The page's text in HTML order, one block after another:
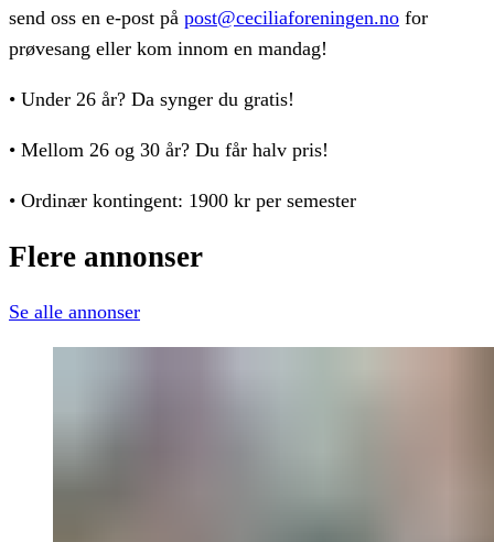
send oss en e-post på post@ceciliaforeningen.no for
prøvesang eller kom innom en mandag!
• Under 26 år? Da synger du gratis!
• Mellom 26 og 30 år? Du får halv pris!
• Ordinær kontingent: 1900 kr per semester
Flere annonser
Se alle annonser